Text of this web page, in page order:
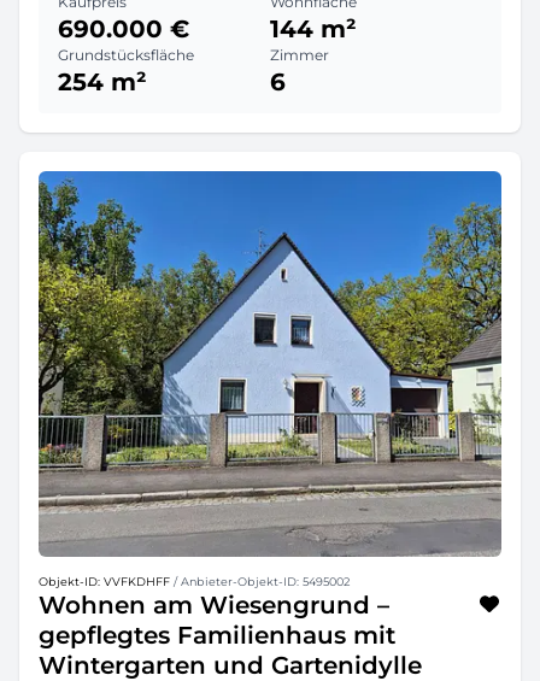
690.000 € 144 m²
Grundstücksfläche
254 m²
Zimmer
6
Objekt-ID: VVFKDHFF / Anbieter-Objekt-ID: 5495002
Wohnen am Wiesengrund –
gepflegtes Familienhaus mit
Wintergarten und Gartenidylle